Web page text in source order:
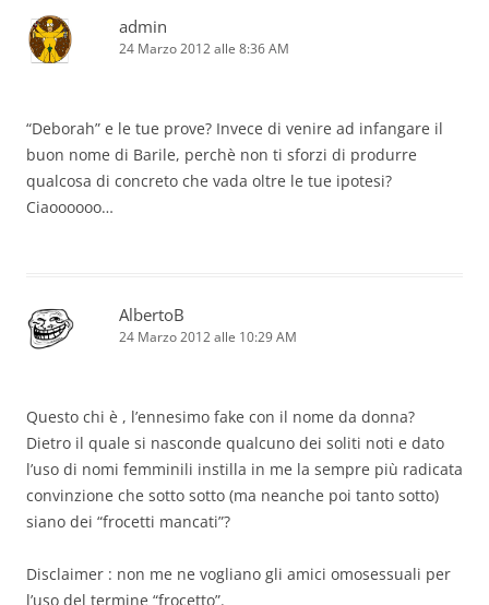
admin
24 Marzo 2012 alle 8:36 AM
“Deborah” e le tue prove? Invece di venire ad infangare il
buon nome di Barile, perchè non ti sforzi di produrre
qualcosa di concreto che vada oltre le tue ipotesi?
Ciaoooooo…
AlbertoB
24 Marzo 2012 alle 10:29 AM
Questo chi è , l’ennesimo fake con il nome da donna?
Dietro il quale si nasconde qualcuno dei soliti noti e dato
l’uso di nomi femminili instilla in me la sempre più radicata
convinzione che sotto sotto (ma neanche poi tanto sotto)
siano dei “frocetti mancati”?
Disclaimer : non me ne vogliano gli amici omosessuali per
l’uso del termine “frocetto”.